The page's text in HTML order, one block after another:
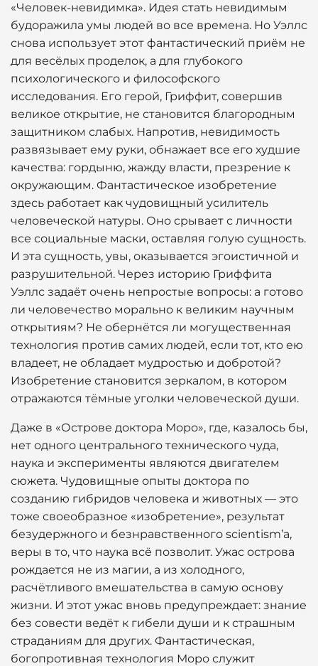
«Человек-невидимка». Идея стать невидимым
будоражила умы людей во все времена. Но Уэллс
снова использует этот фантастический приём не
для весёлых проделок, а для глубокого
психологического и философского
исследования. Его герой, Гриффит, совершив
великое открытие, не становится благородным
защитником слабых. Напротив, невидимость
развязывает ему руки, обнажает все его худшие
качества: гордыню, жажду власти, презрение к
окружающим. Фантастическое изобретение
здесь работает как чудовищный усилитель
человеческой натуры. Оно срывает с личности
все социальные маски, оставляя голую сущность.
И эта сущность, увы, оказывается эгоистичной и
разрушительной. Через историю Гриффита
Уэллс задаёт очень непростые вопросы: а готово
ли человечество морально к великим научным
открытиям? Не обернётся ли могущественная
технология против самих людей, если тот, кто ею
владеет, не обладает мудростью и добротой?
Изобретение становится зеркалом, в котором
отражаются тёмные уголки человеческой души.
Даже в «Острове доктора Моро», где, казалось бы,
нет одного центрального технического чуда,
наука и эксперименты являются двигателем
сюжета. Чудовищные опыты доктора по
созданию гибридов человека и животных — это
тоже своеобразное «изобретение», результат
безудержного и безнравственного scientism’а,
веры в то, что наука всё позволит. Ужас острова
рождается не из магии, а из холодного,
расчётливого вмешательства в самую основу
жизни. И этот ужас вновь предупреждает: знание
без совести ведёт к гибели души и к страшным
страданиям для других. Фантастическая,
богопротивная технология Моро служит